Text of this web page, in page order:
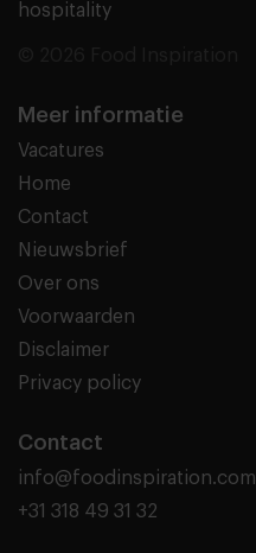
hospitality
Meer informatie
Vacatures
Home
Contact
Nieuwsbrief
Over ons
Voorwaarden
Disclaimer
Privacy policy
Contact
info@foodinspiration.com
+31 318 49 31 32